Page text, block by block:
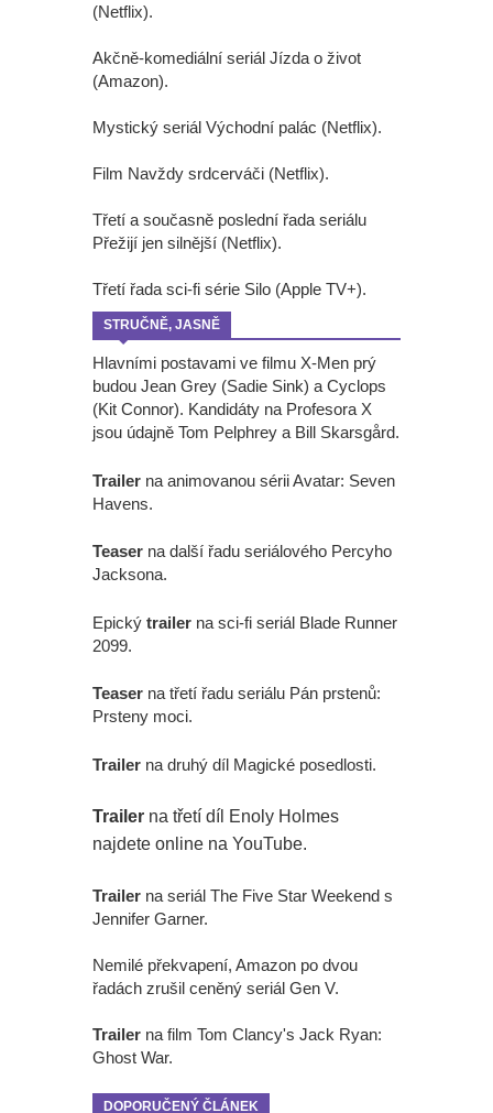
(Netflix).
Akčně-komediální seriál Jízda o život
(Amazon).
Mystický seriál Východní palác (Netflix).
Film Navždy srdcerváči (Netflix).
Třetí a současně poslední řada seriálu
Přežijí jen silnější (Netflix).
Třetí řada sci-fi série Silo (Apple TV+).
STRUČNĚ, JASNĚ
Hlavními postavami ve filmu X-Men prý
budou Jean Grey (Sadie Sink) a Cyclops
(Kit Connor). Kandidáty na Profesora X
jsou údajně Tom Pelphrey a Bill Skarsgård.
Trailer na animovanou sérii Avatar: Seven
Havens.
Teaser na další řadu seriálového Percyho
Jacksona.
Epický trailer na sci-fi seriál Blade Runner
2099.
Teaser na třetí řadu seriálu Pán prstenů:
Prsteny moci.
Trailer na druhý díl Magické posedlosti.
Trailer na třetí díl Enoly Holmes
najdete online na YouTube.
Trailer na seriál The Five Star Weekend s
Jennifer Garner.
Nemilé překvapení, Amazon po dvou
řadách zrušil ceněný seriál Gen V.
Trailer na film Tom Clancy's Jack Ryan:
Ghost War.
DOPORUČENÝ ČLÁNEK